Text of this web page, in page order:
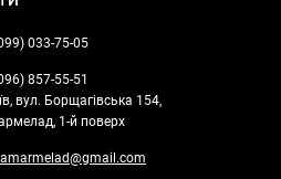
033-75-05
857-55-51
вул. Борщагівська 154,
1-й поверх